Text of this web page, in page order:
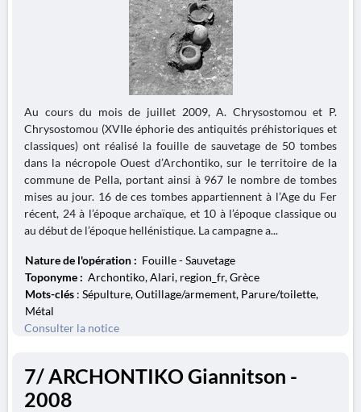
Au cours du mois de juillet 2009, A. Chrysostomou et P.
Chrysostomou (XVIIe éphorie des antiquités préhistoriques et
classiques) ont réalisé la fouille de sauvetage de 50 tombes
dans la nécropole Ouest d’Archontiko, sur le territoire de la
commune de Pella, portant ainsi à 967 le nombre de tombes
mises au jour. 16 de ces tombes appartiennent à l’Age du Fer
récent, 24 à l’époque archaïque, et 10 à l’époque classique ou
au début de l’époque hellénistique. La campagne a...
Nature de l'opération : Fouille - Sauvetage
Toponyme : Archontiko, Alari, region_fr, Grèce
Mots-clés : Sépulture, Outillage/armement, Parure/toilette,
Métal
Consulter la notice
7/ ARCHONTIKO Giannitson -
2008